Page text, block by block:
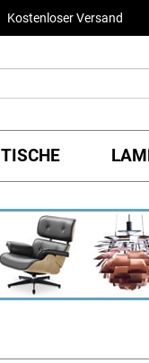
Kostenloser Versand
TISCHE